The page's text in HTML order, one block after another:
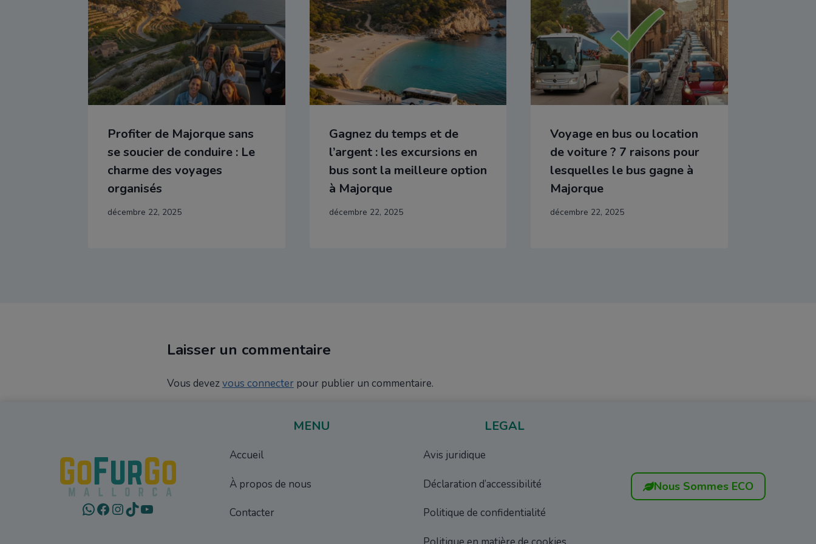
Profiter de Majorque sans
se soucier de conduire : Le
charme des voyages
organisés
décembre 22, 2025
Gagnez du temps et de
l’argent : les excursions en
bus sont la meilleure option
à Majorque
décembre 22, 2025
Voyage en bus ou location
de voiture ? 7 raisons pour
lesquelles le bus gagne à
Majorque
décembre 22, 2025
Laisser un commentaire
Vous devezvous connecter pour publier un commentaire.
WhatsApp
Facebook
Instagram
TikTok
YouTube
MENU
Accueil
À propos de nous
Contacter
LEGAL
Avis juridique
Déclaration d’accessibilité
Politique de confidentialité
Nous Sommes ECO